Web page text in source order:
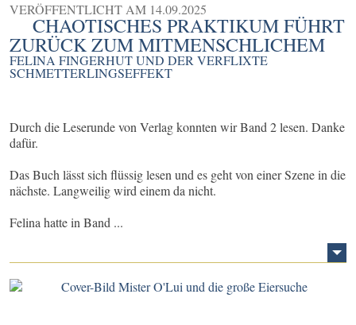
VERÖFFENTLICHT AM 14.09.2025
CHAOTISCHES PRAKTIKUM FÜHRT
ZURÜCK ZUM MITMENSCHLICHEM
FELINA FINGERHUT UND DER VERFLIXTE
SCHMETTERLINGSEFFEKT
Durch die Leserunde von Verlag konnten wir Band 2 lesen. Danke
dafür.
Das Buch lässt sich flüssig lesen und es geht von einer Szene in die
nächste. Langweilig wird einem da nicht.
Felina hatte in Band ...